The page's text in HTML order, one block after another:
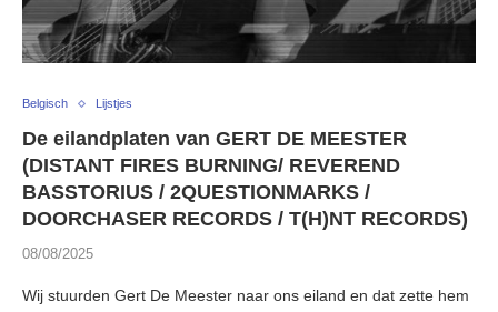
Belgisch Lijstjes
De eilandplaten van GERT DE MEESTER
(DISTANT FIRES BURNING/ REVEREND
BASSTORIUS / 2QUESTIONMARKS /
DOORCHASER RECORDS / T(H)NT RECORDS)
08/08/2025
Wij stuurden Gert De Meester naar ons eiland en dat zette hem